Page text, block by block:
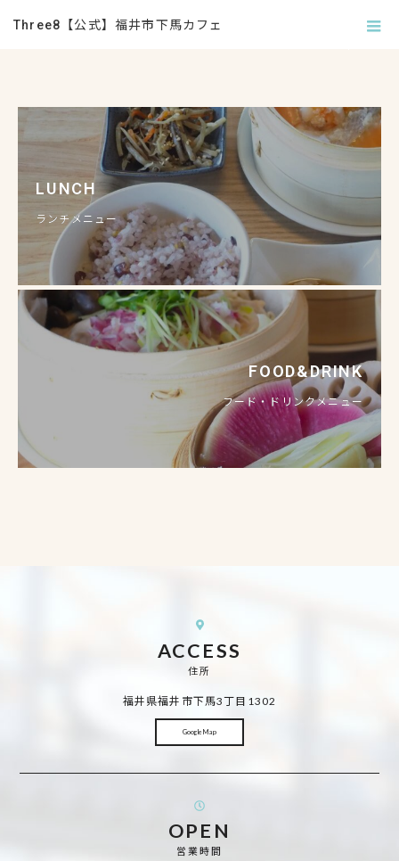
Three8【公式】福井市下馬カフェ
特別ページ
LUNCH
ランチメニュー
FOOD&DRINK
フード・ドリンクメニュー
ACCESS
住所
福井県福井市下馬3丁目1302
Google Map
OPEN
営業時間